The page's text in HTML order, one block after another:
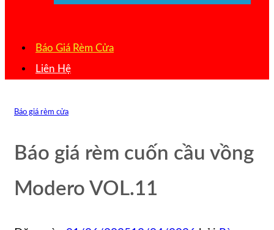
Báo Giá Rèm Cửa
Liên Hệ
Báo giá rèm cửa
Báo giá rèm cuốn cầu vồng
Modero VOL.11